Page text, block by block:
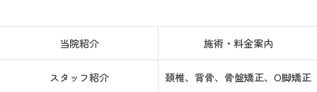
当院紹介 施術・料金案内
スタッフ紹介 頚椎、背骨、骨盤矯正、O脚矯正